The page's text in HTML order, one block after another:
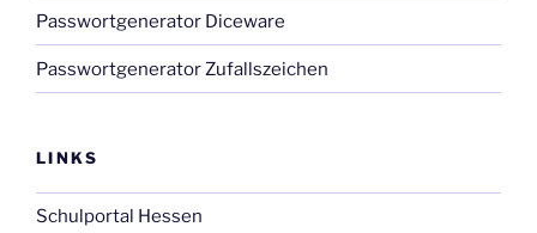
Passwortgenerator Diceware
Passwortgenerator Zufallszeichen
LINKS
Schulportal Hessen